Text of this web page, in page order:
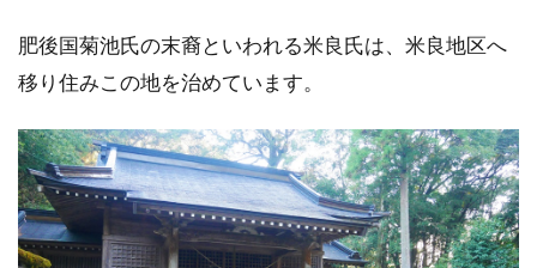
肥後国菊池氏の末裔といわれる米良氏は、米良地区へ
移り住みこの地を治めています。